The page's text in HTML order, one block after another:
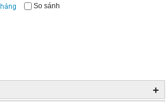
So sánh
+